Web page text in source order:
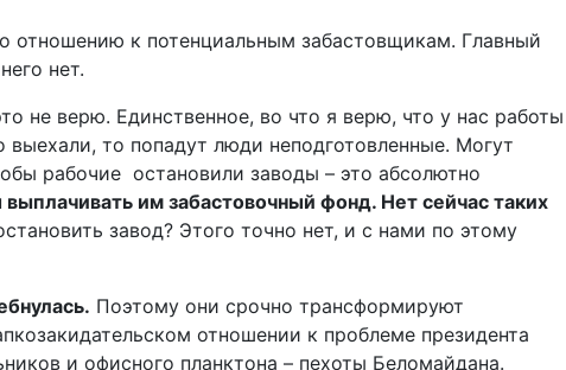
отношению к потенциальным забастовщикам. Главный
нет.
не верю. Единственное, во что я верю, что у нас работы
то попадут люди неподготовленные. Могут
рабочие остановили заводы – это абсолютно
им забастовочный фонд. Нет сейчас таких
завод? Этого точно нет, и с нами по этому
Поэтому они срочно трансформируют
отношении к проблеме президента
и офисного планктона – пехоты Беломайдана.